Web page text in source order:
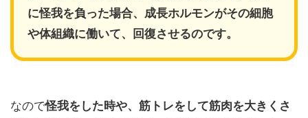
に怪我を負った場合、成長ホルモンがその細胞
や体組織に働いて、回復させるのです。
なので怪我をした時や、筋トレをして筋肉を大きくさ